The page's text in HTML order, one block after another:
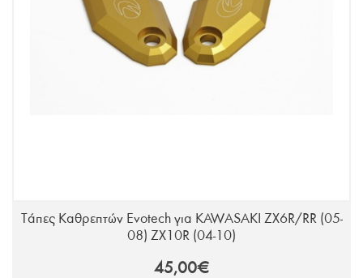
Τάπες Καθρεπτών Evotech για KAWASAKI ZX6R/RR (05-
08) ZX10R (04-10)
45,00€